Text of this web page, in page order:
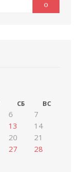
СБ ВС
6
7
13
14
20
21
27
28